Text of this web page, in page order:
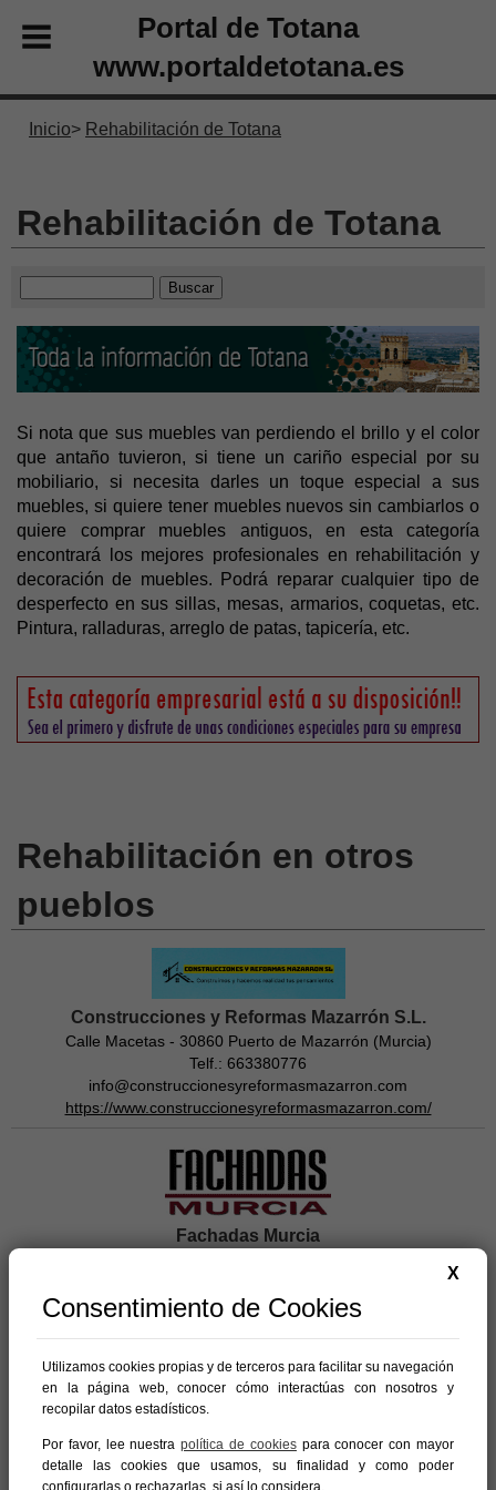
Portal de Totana
www.portaldetotana.es
Inicio Rehabilitación de Totana
Rehabilitación de Totana
Si nota que sus muebles van perdiendo el brillo y el color
que antaño tuvieron, si tiene un cariño especial por su
mobiliario, si necesita darles un toque especial a sus
muebles, si quiere tener muebles nuevos sin cambiarlos o
quiere comprar muebles antiguos, en esta categoría
encontrará los mejores profesionales en rehabilitación y
decoración de muebles. Podrá reparar cualquier tipo de
desperfecto en sus sillas, mesas, armarios, coquetas, etc.
Pintura, ralladuras, arreglo de patas, tapicería, etc.
Rehabilitación en otros
pueblos
Construcciones y Reformas Mazarrón S.L.
Calle Macetas - 30860 Puerto de Mazarrón (Murcia)
Telf.: 663380776
info@construccionesyreformasmazarron.com
https://www.construccionesyreformasmazarron.com/
Fachadas Murcia
Telf: 968 261 829· movil: 608 386 630 / 616 916 772· Fax: 968 261
Nota: Si deseas anunciarte en la Guía de Empresas de
En esta categoría puedes encontrar empresas
X
Consentimiento de Cookies
Utilizamos cookies propias y de terceros para facilitar su navegación
en la página web, conocer cómo interactúas con nosotros y
recopilar datos estadísticos.
Por favor, lee nuestrapolítica de cookiespara conocer con mayor
detalle las cookies que usamos, su finalidad y como poder
configurarlas o rechazarlas, si así lo considera.